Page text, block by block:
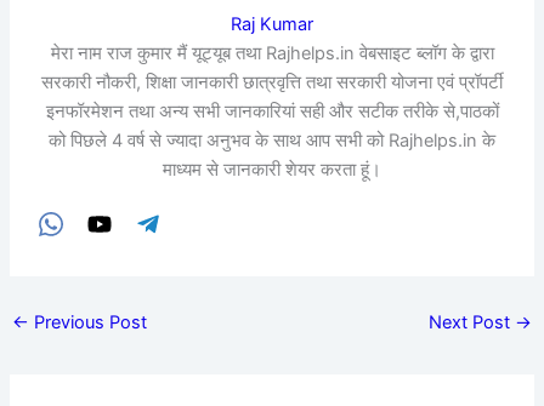
Raj Kumar
मेरा नाम राज कुमार मैं यूट्यूब तथा Rajhelps.in वेबसाइट ब्लॉग के द्वारा
सरकारी नौकरी, शिक्षा जानकारी छात्रवृत्ति तथा सरकारी योजना एवं प्रॉपर्टी
इनफॉरमेशन तथा अन्य सभी जानकारियां सही और सटीक तरीके से,पाठकों
को पिछले 4 वर्ष से ज्यादा अनुभव के साथ आप सभी को Rajhelps.in के
माध्यम से जानकारी शेयर करता हूं।
← Previous Post Next Post →